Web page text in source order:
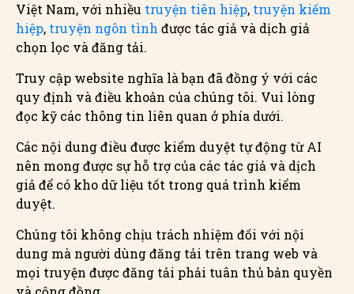
Việt Nam, với nhiều truyện tiên hiệp, truyện kiếm
hiệp, truyện ngôn tình được tác giả và dịch giả
chọn lọc và đăng tải.
Truy cập website nghĩa là bạn đã đồng ý với các
quy định và điều khoản của chúng tôi. Vui lòng
đọc kỹ các thông tin liên quan ở phía dưới.
Các nội dung điều được kiểm duyệt tự động từ AI
nên mong được sự hỗ trợ của các tác giả và dịch
giả để có kho dữ liệu tốt trong quá trình kiểm
duyệt.
Chúng tôi không chịu trách nhiệm đối với nội
dung mà người dùng đăng tải trên trang web và
mọi truyện được đăng tải phải tuân thủ bản quyền